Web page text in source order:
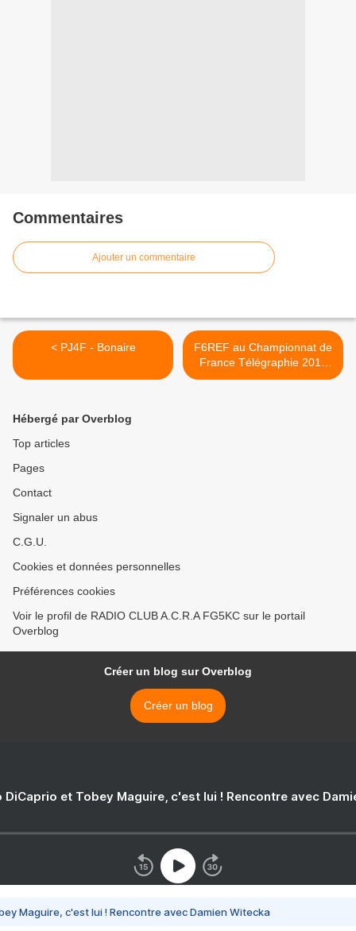
Commentaires
Ajouter un commentaire
< PJ4F - Bonaire
F6REF au Championnat de
France Télégraphie 2014
(Coupe du REF >
Hébergé par Overblog
Top articles
Pages
Contact
Signaler un abus
C.G.U.
Cookies et données personnelles
Préférences cookies
Voir le profil de RADIO CLUB A.C.R.A FG5KC sur le portail
Overblog
Créer un blog sur Overblog
Créer un blog
DiCaprio et Tobey Maguire, c'est lui ! Rencontre avec
Maguire, c'est lui ! Rencontre avec Damien Witecka